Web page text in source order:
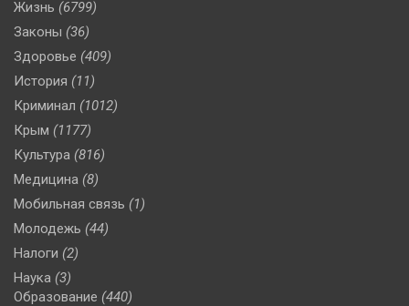
Жизнь (6799)
Законы (36)
Здоровье (409)
История (11)
Криминал (1012)
Крым (1177)
Культура (816)
Медицина (8)
Мобильная связь (1)
Молодежь (44)
Налоги (2)
Наука (3)
Образование (440)